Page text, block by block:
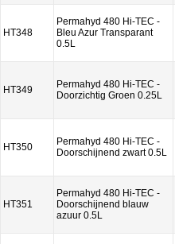
HT348
Permahyd 480 Hi-TEC -
Bleu Azur Transparant
0.5L
HT349
Permahyd 480 Hi-TEC -
Doorzichtig Groen 0.25L
HT350
Permahyd 480 Hi-TEC -
Doorschijnend zwart 0.5L
HT351
Permahyd 480 Hi-TEC -
Doorschijnend blauw
azuur 0.5L